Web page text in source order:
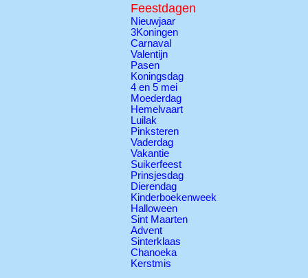
Feestdagen
Nieuwjaar
3Koningen
Carnaval
Valentijn
Pasen
Koningsdag
4 en 5 mei
Moederdag
Hemelvaart
Luilak
Pinksteren
Vaderdag
Vakantie
Suikerfeest
Prinsjesdag
Dierendag
Kinderboekenweek
Halloween
Sint Maarten
Advent
Sinterklaas
Chanoeka
Kerstmis